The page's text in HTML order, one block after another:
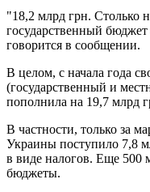
"18,2 млрд грн. Столько
государственный бюджет
говорится в сообщении.
В целом, с начала года
(государственный и
пополнила на 19,7 млрд
В частности, только за
Украины поступило 7,8
в виде налогов. Еще 500
бюджеты.